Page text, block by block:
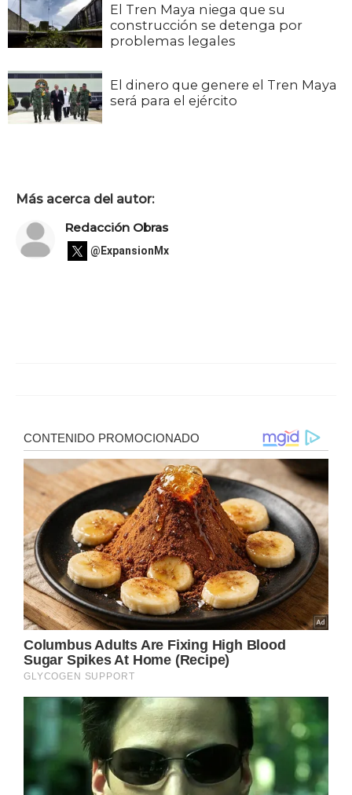
El Tren Maya niega que su
construcción se detenga por
problemas legales
El dinero que genere el Tren Maya
será para el ejército
Más acerca del autor:
Redacción Obras
@ExpansionMx